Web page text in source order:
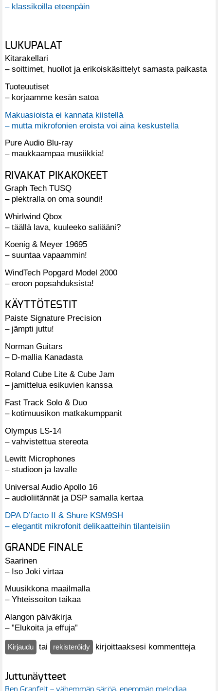
– klassikoilla eteenpäin
LUKUPALAT
Kitarakellari
– soittimet, huollot ja erikoiskäsittelyt samasta paikasta
Tuoteuutiset
– korjaamme kesän satoa
Makuasioista ei kannata kiistellä
– mutta mikrofonien eroista voi aina keskustella
Pure Audio Blu-ray
– maukkaampaa musiikkia!
RIVAKAT PIKAKOKEET
Graph Tech TUSQ
– plektralla on oma soundi!
Whirlwind Qbox
– täällä lava, kuuleeko saliääni?
Koenig & Meyer 19695
– suuntaa vapaammin!
WindTech Popgard Model 2000
– eroon popsahduksista!
KÄYTTÖTESTIT
Paiste Signature Precision
– jämpti juttu!
Norman Guitars
– D-mallia Kanadasta
Roland Cube Lite & Cube Jam
– jamittelua esikuvien kanssa
Fast Track Solo & Duo
– kotimuusikon matkakumppanit
Olympus LS-14
– vahvistettua stereota
Lewitt Microphones
– studioon ja lavalle
Universal Audio Apollo 16
– audioliitännät ja DSP samalla kertaa
DPA D’facto II & Shure KSM9SH
– elegantit mikrofonit delikaatteihin tilanteisiin
GRANDE FINALE
Saarinen
– Iso Joki virtaa
Muusikkona maailmalla
– Yhteissoiton taikaa
Alangon päiväkirja
– ”Elukoita ja effuja”
Kirjaudu tai rekisteröidy kirjoittaaksesi kommentteja
Juttunäytteet
Ben Granfelt – vähemmän säröä, enemmän melodiaa